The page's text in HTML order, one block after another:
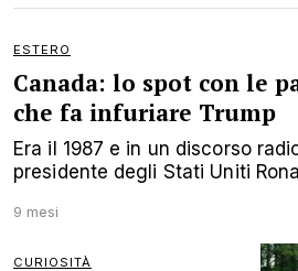
ESTERO
Canada: lo spot con le
che fa infuriare Trump
Era il 1987 e in un discorso
presidente degli Stati Uniti
9 mesi
CURIOSITÀ